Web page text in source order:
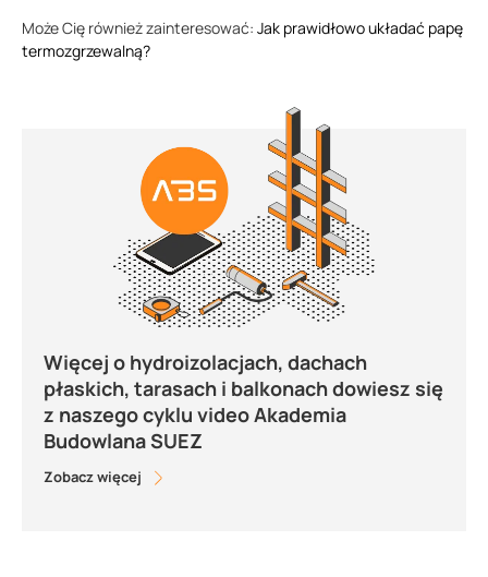
Może Cię również zainteresować: Jak prawidłowo układać papę
termozgrzewalną?
Więcej o hydroizolacjach, dachach
płaskich, tarasach i balkonach dowiesz się
z naszego cyklu video Akademia
Budowlana SUEZ
Zobacz więcej